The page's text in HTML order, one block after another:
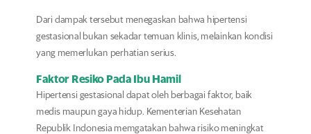
Dari dampak tersebut menegaskan bahwa hipertensi
gestasional bukan sekadar temuan klinis, melainkan kondisi
yang memerlukan perhatian serius.
Faktor Resiko Pada Ibu Hamil
Hipertensi gestasional dapat oleh berbagai faktor, baik
medis maupun gaya hidup. Kementerian Kesehatan
Republik Indonesia memgatakan bahwa risiko meningkat